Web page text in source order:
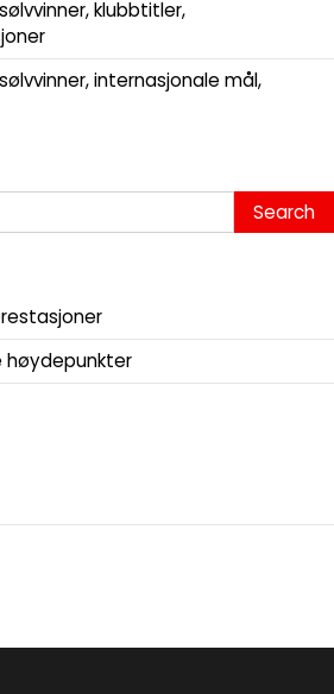
klubbtitler,
internasjonale mål,
høydepunkter